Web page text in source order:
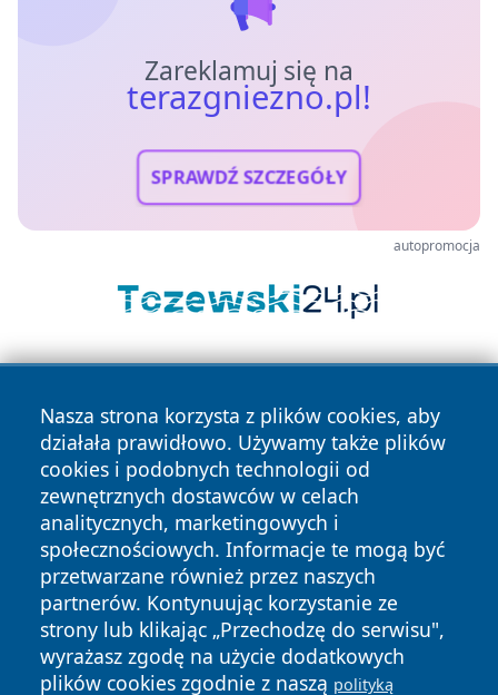
Zareklamuj się na
terazgniezno.pl!
SPRAWDŹ SZCZEGÓŁY
autopromocja
Nasza strona korzysta z plików cookies, aby
działała prawidłowo. Używamy także plików
cookies i podobnych technologii od
zewnętrznych dostawców w celach
analitycznych, marketingowych i
społecznościowych. Informacje te mogą być
przetwarzane również przez naszych
partnerów. Kontynuując korzystanie ze
strony lub klikając „Przechodzę do serwisu",
wyrażasz zgodę na użycie dodatkowych
plików cookies zgodnie z naszą polityką
Copyright © 2026 terazgniezno.pl Wszystkie prawa
zastrzeżone.
News Autorzy
Polityka
Prywatności
Polityka
Cookies